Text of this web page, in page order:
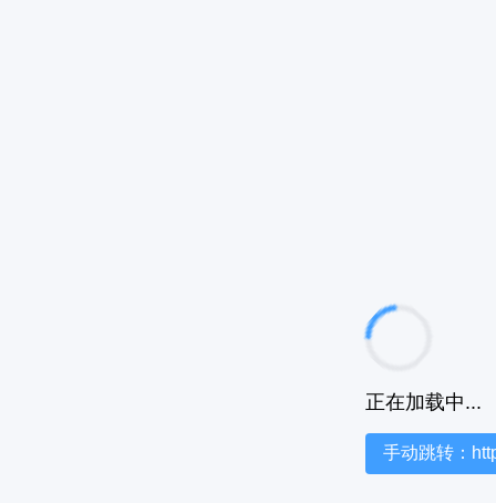
正在加载中...
手动跳转：